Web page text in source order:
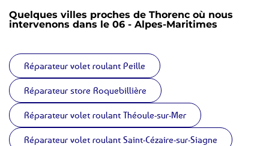
Quelques villes proches de Thorenc où nous
intervenons dans le 06 - Alpes-Maritimes
Réparateur volet roulant Peille
Réparateur store Roquebillière
Réparateur volet roulant Théoule-sur-Mer
Réparateur volet roulant Saint-Cézaire-sur-Siagne